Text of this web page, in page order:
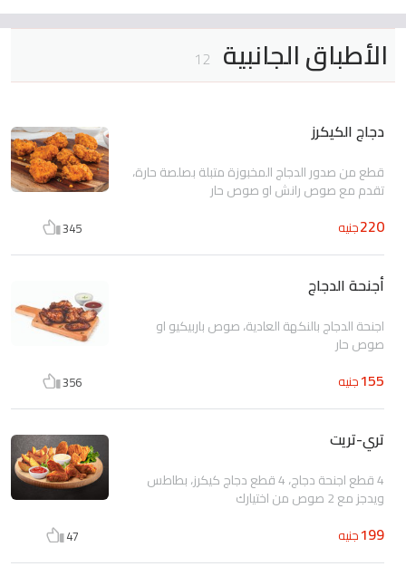
الأطباق الجانبية 12
دجاج الكيكرز
قطع من صدور الدجاج المخبوزة متبلة بصلصة حارة،
تقدم مع صوص رانش او صوص حار
220جنيه 345
أجنحة الدجاج
اجنحة الدجاج بالنكهة العادية، صوص باربيكيو او
صوص حار
155جنيه 356
تري-تريت
4 قطع اجنحة دجاج، 4 قطع دجاج كيكرز، بطاطس
ويدجز مع 2 صوص من اختيارك
199جنيه 47